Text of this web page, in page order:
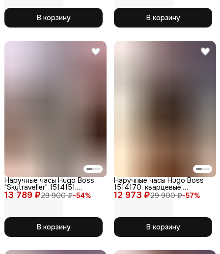
В корзину В корзину
13 789 ₽29 900 ₽−54%
Наручные часы Hugo Boss
"Skytraveller" 1514151,
кварцевые, хронограф,
стальные, серые
В корзину
12 973 ₽29 900 ₽−57%
Наручные часы Hugo Boss
1514170, кварцевые,
нержавеющая сталь, WR50,
аналоговые
В корзину